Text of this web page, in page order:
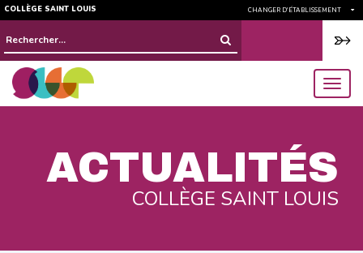
COLLÈGE SAINT LOUIS CHANGER D'ÉTABLISSEMENT
Rechercher :
menu
ACTUALITÉS
COLLÈGE SAINT LOUIS